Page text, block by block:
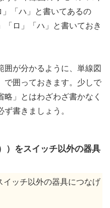
「ハ」と書いてあるの
「ロ」「ハ」と書いておき
囲が分かるように、単線図
で囲っておきます。少しで
略」とはわざわざ書かなく
書きましょう。
）をスイッチ以外の器具
イッチ以外の器具につなげ